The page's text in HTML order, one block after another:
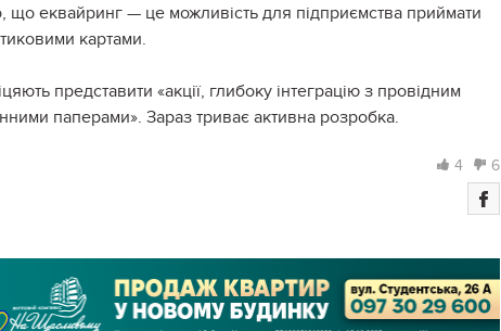
що еквайринг — це можливість для підприємства приймати
картами.
представити «акції, глибоку інтеграцію з провідним
паперами». Зараз триває активна розробка.
4 6